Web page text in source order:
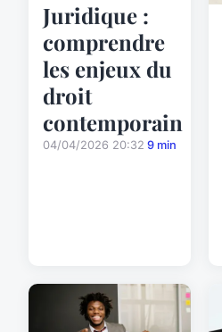
Juridique :
comprendre
les enjeux du
droit
contemporain
04/04/2026 20:32 9 min